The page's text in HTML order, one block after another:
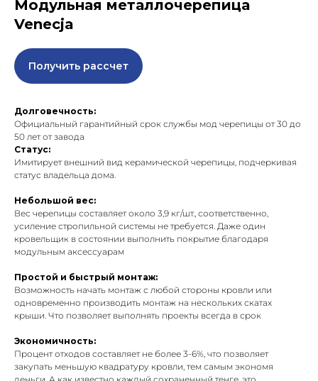
Модульная металлочерепица
Venecja
Получить рассчет
Долговечность:
Официальный гарантийный срок службы мод черепицы от 30 до
50 лет от завода
Статус:
Имитирует внешний вид керамической черепицы, подчеркивая
статус владельца дома.
Небольшой вес:
Вес черепицы составляет около 3,9 кг/шт., соответственно,
усиление стропильной системы не требуется. Даже один
кровельщик в состоянии выполнить покрытие благодаря
модульным аксессуарам
Простой и быстрый монтаж:
Возможность начать монтаж с любой стороны кровли или
одновременно производить монтаж на нескольких скатах
крыши. Что позволяет выполнять проекты всегда в срок
Экономичность:
Процент отходов составляет не более 3-6%, что позволяет
закупать меньшую квадратуру кровли, тем самым экономя